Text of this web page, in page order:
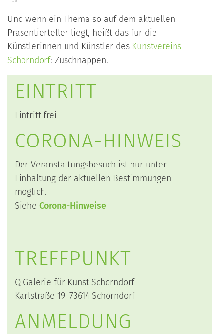
Und wenn ein Thema so auf dem aktuellen
Präsentierteller liegt, heißt das für die
Künstlerinnen und Künstler des Kunstvereins
Schorndorf: Zuschnappen.
EINTRITT
Eintritt frei
CORONA-HINWEIS
Der Veranstaltungsbesuch ist nur unter
Einhaltung der aktuellen Bestimmungen
möglich.
Siehe Corona-Hinweise
TREFFPUNKT
Q Galerie für Kunst Schorndorf
Karlstraße 19, 73614 Schorndorf
ANMELDUNG